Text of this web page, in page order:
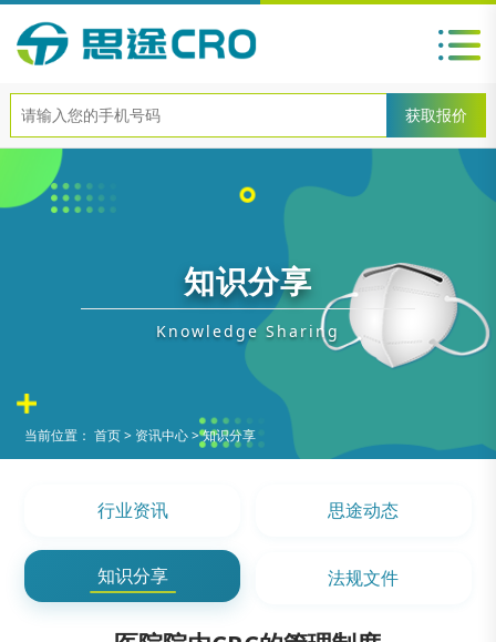
知识分享
Knowledge Sharing
当前位置：首页> 资讯中心>知识分享
行业资讯 思途动态
知识分享 法规文件